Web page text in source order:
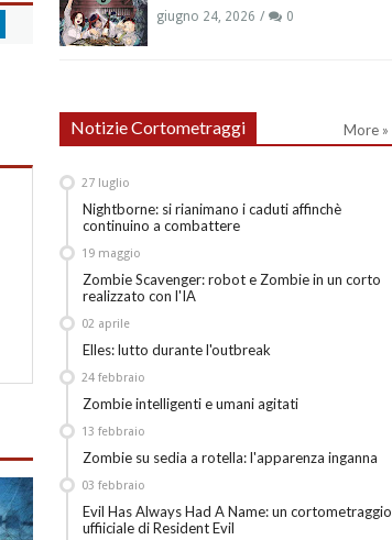
giugno 24, 2026 0
Notizie Cortometraggi More »
Nightborne: si rianimano i caduti affinchè
continuino a combattere
27 luglio
Zombie Scavenger: robot e Zombie in un corto
realizzato con l'IA
19 maggio
Elles: lutto durante l'outbreak
02 aprile
Zombie intelligenti e umani agitati
24 febbraio
Zombie su sedia a rotella: l'apparenza inganna
13 febbraio
Evil Has Always Had A Name: un cortometraggio
uffiiciale di Resident Evil
03 febbraio